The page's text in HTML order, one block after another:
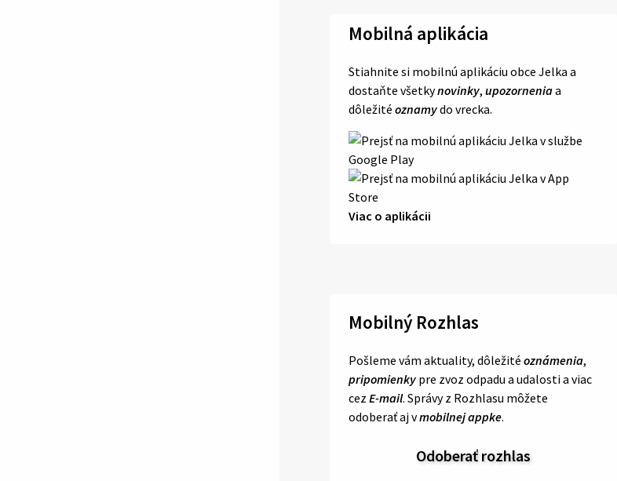
Mobilná aplikácia
Stiahnite si mobilnú aplikáciu obce Jelka a
dostaňte všetkynovinky, upozorneniaa
dôležité oznamydo vrecka.
Viac o aplikácii
Mobilný Rozhlas
Pošleme vám aktuality, dôležité oznámenia,
pripomienky pre zvoz odpadu a udalosti a viac
cez E-mail. Správy z Rozhlasu môžete
odoberať aj vmobilnej appke.
Odoberať rozhlas